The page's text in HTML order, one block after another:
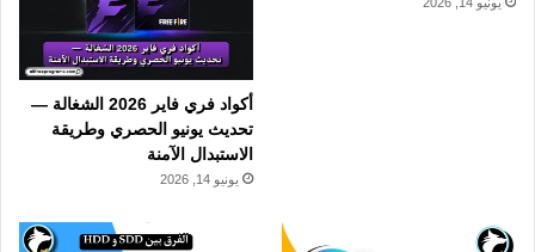
أكواد فري فاير 2026 الشغالة —
تحديث يونيو الحصري وطريقة
الاستبدال الآمنة
يونيو 14, 2026